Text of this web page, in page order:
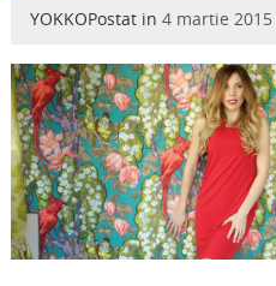
YOKKOPostat in 4 martie 2015